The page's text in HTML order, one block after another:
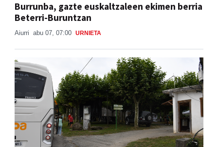
Burrunba, gazte euskaltzaleen ekimen berria
Beterri-Buruntzan
Aiurri abu 07, 07:00 URNIETA